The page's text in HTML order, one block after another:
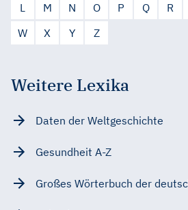
L
M N O P Q R
W
X Y Z
Weitere Lexika
Daten der Weltgeschichte
Gesundheit A-Z
Großes Wörterbuch der